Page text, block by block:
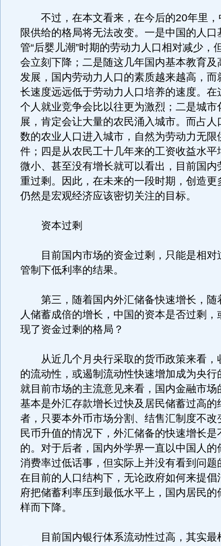
不过，在本文看来，在今后的20年里，
限供给的格局将无法改变。一是中国的人口
管“后婴儿潮”时期的劳动力人口相对减少，
会立刻下降；二是随这几年国内基本教育及
发展，国内劳动力人口的素质越来越高，而
长速度远远低于劳动力人口培养的速度。在
个人就业竞争会比以往更为激烈；二是城市
展，肯定会让大量的农民涌入城市。而占人
数的农业人口进入城市，自然为劳动力无限
件；四是从农民工十几年来的工资收益水平
微小、甚至没有增长就可以看出，目前国内
重过剩。因此，在未来的一段时期，创造更
仍然是宏观经济应该密切关注的目标。
资本过剩
目前国内市场的资金过剩，只能是相对
管制下低利率的结果。
第三，随着国内外汇储备快速增长，随
人储蓄成倍的增长，中国的资本是否过剩，
现了资金过剩的格局？
从近几个月央行采取的货币政策来看，
的流动性，或遏制流动性快速增加成为央行
就目前市场的主流意见来看，国内金融市场
基本是外汇存款增长过快及居民储蓄过高的
者，只要本外币市场分割、结售汇制度不改
民币升值的情况下，外汇储备的快速增长是
的。对于后者，国内外学界一直以中国人的
消费率过低话事，但实际上并没有看到问题
在目前的人口结构下，无论政府如何来提倡
府把储蓄利率压到最低水平上，国内居民的
样而下降。
目前国内银行体系流动性过高，其实最